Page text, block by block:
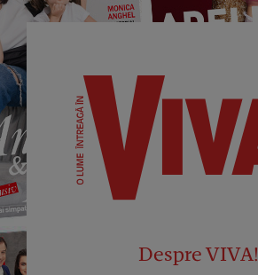
Despre VIVA!